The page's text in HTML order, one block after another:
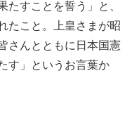
すことを誓う」と、
たこと。上皇さまが昭
さんとともに日本国憲
す」というお言葉か